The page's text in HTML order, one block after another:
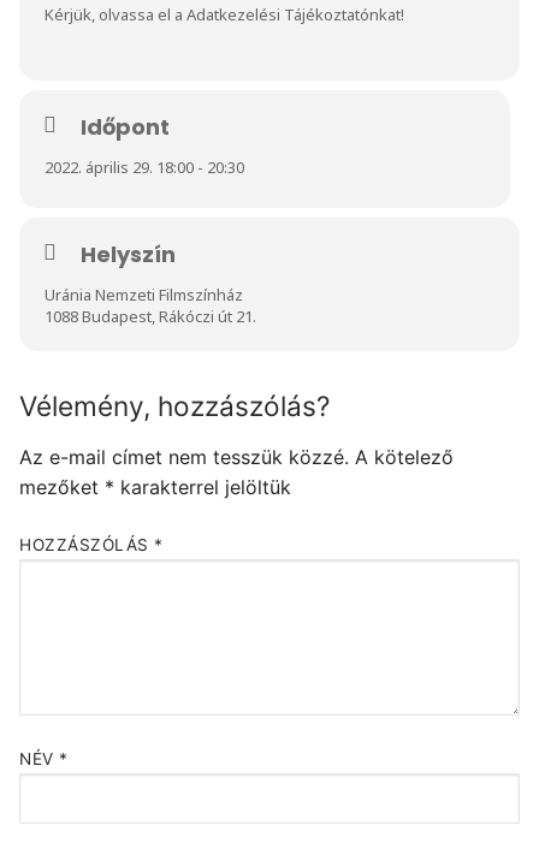
Kérjük, olvassa el a Adatkezelési Tájékoztatónkat!
Időpont
2022. április 29. 18:00 - 20:30
Helyszín
Uránia Nemzeti Filmszínház
1088 Budapest, Rákóczi út 21.
Vélemény, hozzászólás?
Az e-mail címet nem tesszük közzé. A kötelező
mezőket * karakterrel jelöltük
HOZZÁSZÓLÁS *
NÉV *